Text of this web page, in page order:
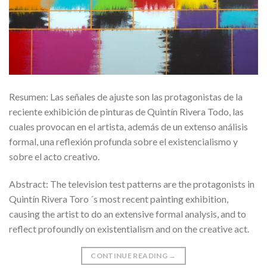
Resumen: Las señales de ajuste son las protagonistas de la
reciente exhibición de pinturas de Quintín Rivera Todo, las
cuales provocan en el artista, además de un extenso análisis
formal, una reflexión profunda sobre el existencialismo y
sobre el acto creativo.
Abstract: The television test patterns are the protagonists in
Quintín Rivera Toro ´s most recent painting exhibition,
causing the artist to do an extensive formal analysis, and to
reflect profoundly on existentialism and on the creative act.
CONTINUE READING →